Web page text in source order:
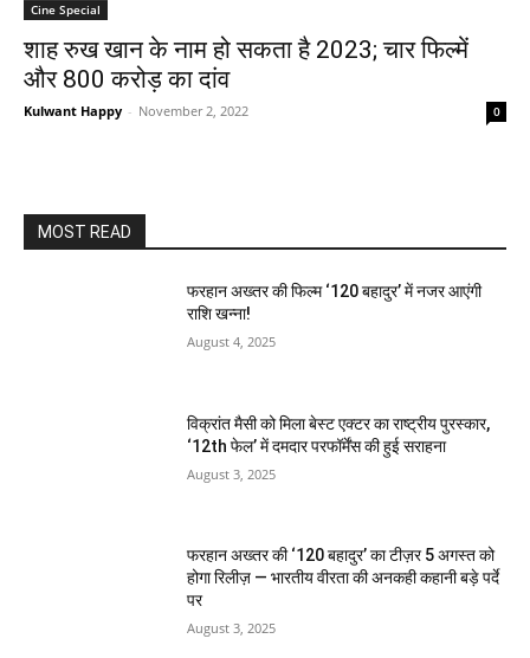
Cine Special
शाह रुख खान के नाम हो सकता है 2023; चार फिल्में
और 800 करोड़ का दांव
Kulwant Happy - November 2, 2022 0
MOST READ
फरहान अख्तर की फिल्म ‘120 बहादुर’ में नजर आएंगी
राशि खन्ना!
August 4, 2025
विक्रांत मैसी को मिला बेस्ट एक्टर का राष्ट्रीय पुरस्कार,
‘12th फेल’ में दमदार परफॉर्मेंस की हुई सराहना
August 3, 2025
फरहान अख्तर की ‘120 बहादुर’ का टीज़र 5 अगस्त को
होगा रिलीज़ — भारतीय वीरता की अनकही कहानी बड़े पर्दे
पर
August 3, 2025